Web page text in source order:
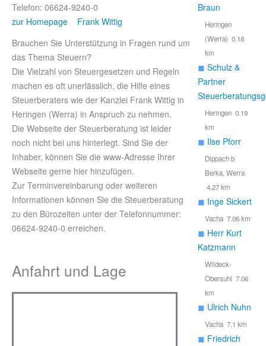
Telefon: 06624-9240-0
zur Homepage Frank Wittig
Brauchen Sie Unterstützung in Fragen rund um
das Thema Steuern?
Die Vielzahl von Steuergesetzen und Regeln
machen es oft unerlässlich, die Hilfe eines
Steuerberaters wie der Kanzlei Frank Wittig in
Heringen (Werra) in Anspruch zu nehmen.
Die Webseite der Steuerberatung ist leider
noch nicht bei uns hinterlegt. Sind Sie der
Inhaber, können Sie die www-Adresse Ihrer
Webseite gerne hier hinzufügen.
Zur Terminvereinbarung oder weiteren
Informationen können Sie die Steuerberatung
zu den Bürozeiten unter der Telefonnummer:
06624-9240-0 erreichen.
Anfahrt und Lage
Braun
Heringen
(Werra) 0.18
km
◼ Schulz &
Partner
Heringen 0.19
km
◼ Ilse Pforr
Dippach b
Berka, Werra
4.27 km
◼ Inge Sickert
Vacha 7.06 km
◼ Herr Kurt
Katzmann
Wildeck-
Obersuhl 7.06
km
◼ Ulrich Nuhn
Vacha 7.1 km
◼ Friedrich